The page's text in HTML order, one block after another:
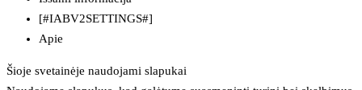
[#IABV2SETTINGS#]
Apie
Šioje svetainėje naudojami slapukai